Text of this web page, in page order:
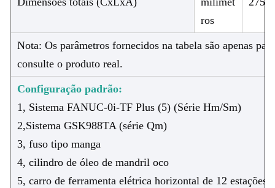
ros
Nota: Os parâmetros fornecidos na tabela são apenas
consulte o produto real.
Configuração padrão:
1, Sistema FANUC-0i-TF Plus (5) (Série Hm/Sm)
2,Sistema GSK988TA (série Qm)
3, fuso tipo manga
4, cilindro de óleo de mandril oco
5, carro de ferramenta elétrica horizontal de 12 estações